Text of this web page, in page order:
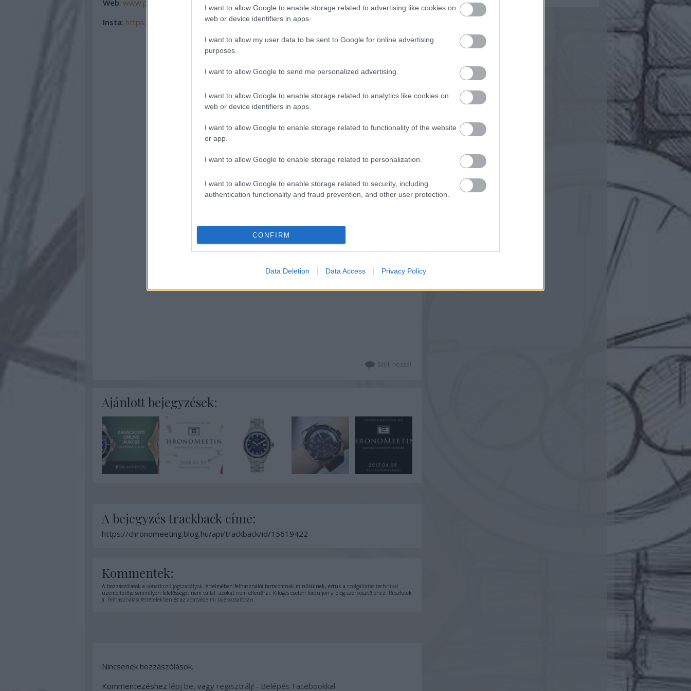
I want to allow Google to enable storage related to advertising like cookies on
web or device identifiers in apps.
I want to allow my user data to be sent to Google for online advertising
purposes.
I want to allow Google to send me personalized advertising.
I want to allow Google to enable storage related to analytics like cookies on
web or device identifiers in apps.
I want to allow Google to enable storage related to functionality of the website
or app.
I want to allow Google to enable storage related to personalization.
I want to allow Google to enable storage related to security, including
authentication functionality and fraud prevention, and other user protection.
CONFIRM
Data Deletion Data Access Privacy Policy
Web: www.pestioras.hu acebook
https://www.facebook.com/pestioras/
Insta: https://www.instagram.com/pestioras/Telefon: +36-1-785-41-21
Szólj hozzá!
Ajánlott bejegyzések:
A bejegyzés trackback címe:
https://chronomeeting.blog.hu/api/trackback/id/15619422
Kommentek:
A hozzászólások a vonatkozó jogszabályok értelmében felhasználói tartalomnak minősülnek, értük a szolgáltatás technikai
üzemeltetője semmilyen felelősséget nem vállal, azokat nem ellenőrzi. Kifogás esetén forduljon a blog szerkesztőjéhez. Részletek
a Felhasználási feltételekben és az adatvédelmi tájékoztatóban.
Nincsenek hozzászólások.
Kommentezéshez lépj be, vagy regisztrálj! ‐ Belépés Facebookkal